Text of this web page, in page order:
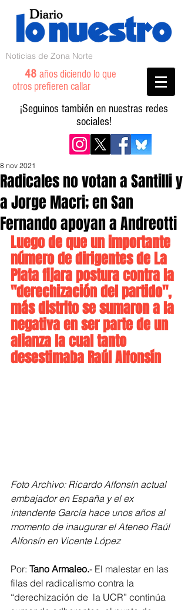
Noticias de Zona Norte
48 años diciendo lo que
otros prefieren callar
¡Seguinos también en nuestras redes
sociales!
Radicales no votan a Santilli y
a Jorge Macri; en San
Fernando apoyan a Andreotti
8 nov 2021
Luego de que un importante
número de dirigentes de La
Plata fijara postura contra la
"derechización del partido",
más distrito se sumaron a la
negativa en ser parte de un
alianza la cual tanto
desestimaba Raúl Alfonsín
Foto Archivo: Ricardo Alfonsín actual
embajador en España y el ex
intendente García hace unos años al
momento de inaugurar el Ateneo Raúl
Alfonsín en Vicente López
Por: Tano Armaleo.- El malestar en las
filas del radicalismo contra la
“derechización de  la UCR” continúa